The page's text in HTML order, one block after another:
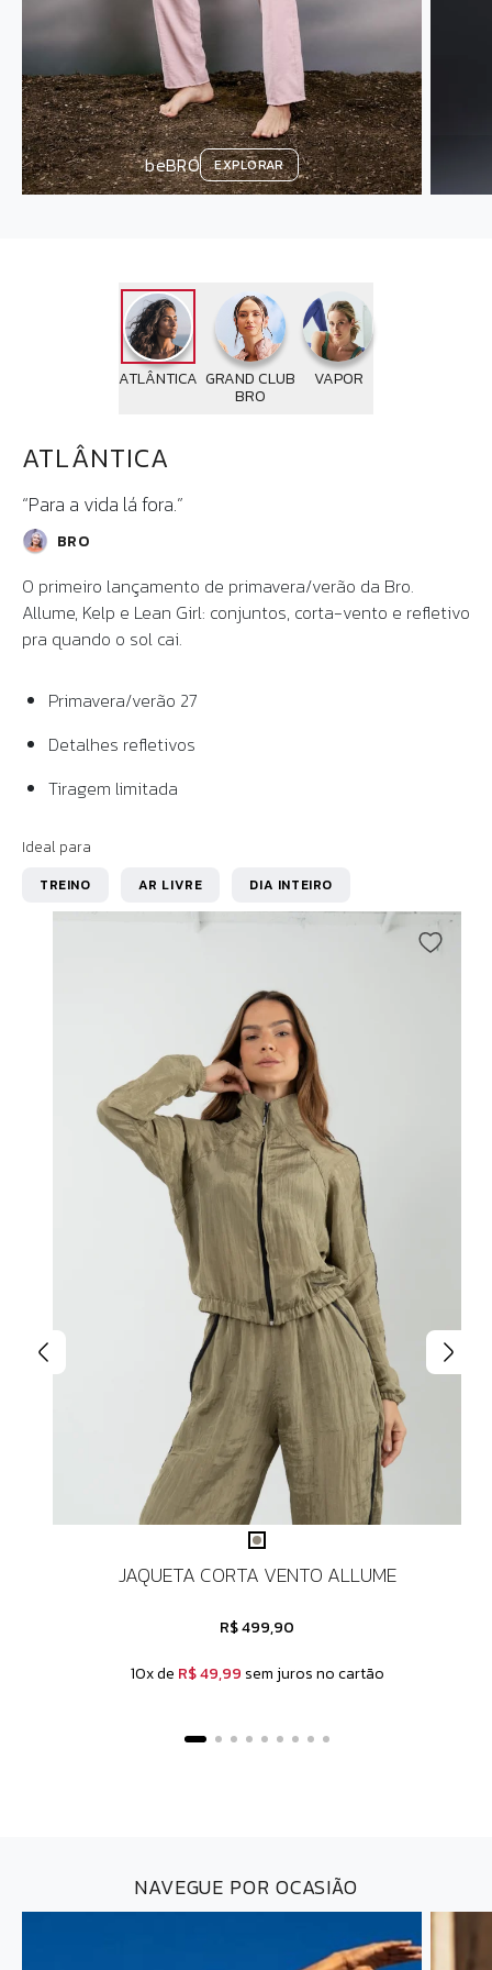
beBRO EXPLORAR
ATLÂNTICA GRAND CLUB
BRO
VAPOR
ATLÂNTICA
“Para a vida lá fora.”
BRO
O primeiro lançamento de primavera/verão da Bro.
Allume, Kelp e Lean Girl: conjuntos, corta-vento e refletivo
pra quando o sol cai.
Primavera/verão 27
Detalhes refletivos
Tiragem limitada
Ideal para
TREINO AR LIVRE DIA INTEIRO
JAQUETA CORTA VENTO ALLUME
R$ 499,90
10x de R$ 49,99 sem juros no cartão
NAVEGUE POR OCASIÃO